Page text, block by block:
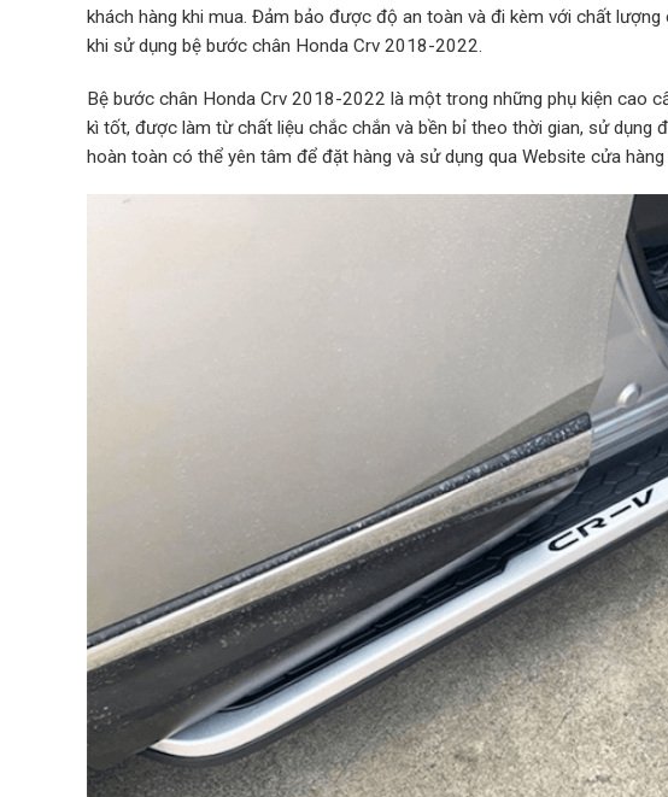
khách hàng khi mua. Đảm bảo được độ an toàn và đi kèm với chất
khi sử dụng bệ bước chân Honda Crv 2018-2022.
Bệ bước chân Honda Crv 2018-2022 là một trong những phụ kiện cao
kì tốt, được làm từ chất liệu chắc chắn và bền bỉ theo thời gian, sử dụng
hoàn toàn có thể yên tâm để đặt hàng và sử dụng qua Website cửa hàng